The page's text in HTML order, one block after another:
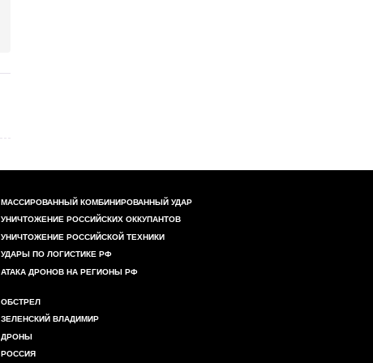
МАССИРОВАННЫЙ КОМБИНИРОВАННЫЙ УДАР
УНИЧТОЖЕНИЕ РОССИЙСКИХ ОККУПАНТОВ
УНИЧТОЖЕНИЕ РОССИЙСКОЙ ТЕХНИКИ
УДАРЫ ПО ЛОГИСТИКЕ РФ
АТАКА ДРОНОВ НА РЕГИОНЫ РФ
ОБСТРЕЛ
ЗЕЛЕНСКИЙ ВЛАДИМИР
ДРОНЫ
РОССИЯ